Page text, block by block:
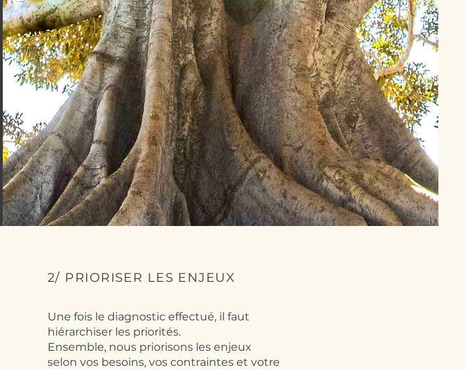
2/ PRIORISER LES ENJEUX
Une fois le diagnostic effectué, il faut
hiérarchiser les priorités.
Ensemble, nous priorisons les enjeux
selon vos besoins, vos contraintes et votre